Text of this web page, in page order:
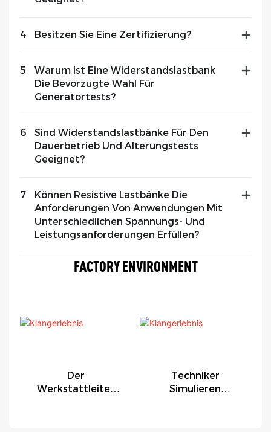
4 Besitzen Sie Eine Zertifizierung?
5
Warum Ist Eine Widerstandslastbank
Die Bevorzugte Wahl Für
Generatortests?
6
Sind Widerstandslastbänke Für Den
Dauerbetrieb Und Alterungstests
Geeignet?
7
Können Resistive Lastbänke Die
Anforderungen Von Anwendungen Mit
Unterschiedlichen Spannungs- Und
Leistungsanforderungen Erfüllen?
FACTORY ENVIRONMENT
Der
Werkstattleiter
Techniker
Simulieren